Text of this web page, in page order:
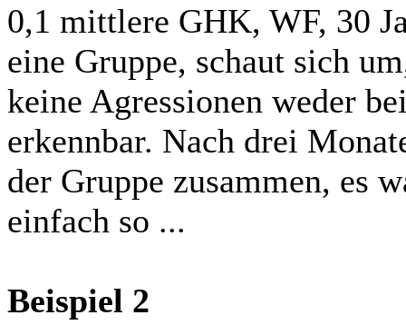
0,1 mittlere GHK, WF, 30
eine Gruppe, schaut sich
keine Agressionen weder
erkennbar. Nach drei
der Gruppe zusammen, es
einfach so ...
Beispiel 2